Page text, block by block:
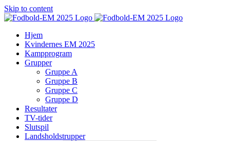
Skip to content
Hjem
Kvindernes EM 2025
Kampprogram
Grupper
Gruppe A
Gruppe B
Gruppe C
Gruppe D
Resultater
TV-tider
Slutspil
Landsholdstrupper